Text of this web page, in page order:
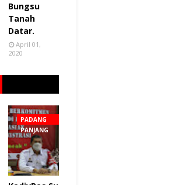
Bungsu
Tanah
Datar.
April 01,
2020
Lihat semua
PADANG
PANJANG